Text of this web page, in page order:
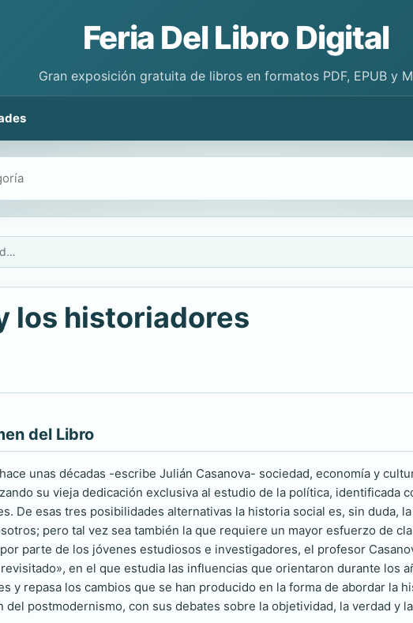
Feria Del Libro Digital
Gran exposición gratuita de libros en formatos PDF, EPUB y
La historia social y los historiadores
los historiadores
del Libro
unas décadas -escribe Julián Casanova- sociedad, economía y
su vieja dedicación exclusiva al estudio de la política, identificada
De esas tres posibilidades alternativas la historia social es, sin duda,
pero tal vez sea también la que requiere un mayor esfuerzo de
parte de los jóvenes estudiosos e investigadores, el profesor
en el que estudia las influencias que orientaron durante los
y repasa los cambios que se han producido en la forma de abordar la
del postmodernismo, con sus debates sobre la objetividad, la verdad y